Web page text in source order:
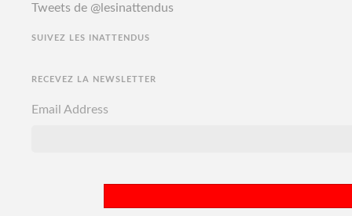
Tweets de @lesinattendus
SUIVEZ LES INATTENDUS
RECEVEZ LA NEWSLETTER
Email Address